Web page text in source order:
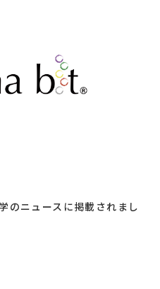
のニュースに掲載されまし